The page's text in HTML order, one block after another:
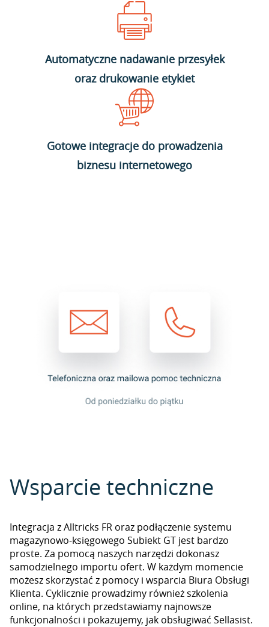
Automatyczne nadawanie przesyłek
oraz drukowanie etykiet
Gotowe integracje do prowadzenia
biznesu internetowego
Wsparcie techniczne
Integracja z Alltricks FR oraz podłączenie systemu
magazynowo-księgowego Subiekt GT jest bardzo
proste. Za pomocą naszych narzędzi dokonasz
samodzielnego importu ofert. W każdym momencie
możesz skorzystać z pomocy i wsparcia Biura Obsługi
Klienta. Cyklicznie prowadzimy również szkolenia
online, na których przedstawiamy najnowsze
funkcjonalności i pokazujemy, jak obsługiwać Sellasist.